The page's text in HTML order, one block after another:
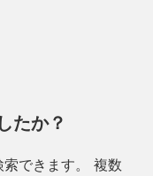
たか？
できます。 複数